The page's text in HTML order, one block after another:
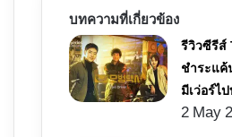
บทความที่เกี่ยวข้อง
รีวิวซีรีส์
ชำระแค้
มีเว่อร์ไ
2 May